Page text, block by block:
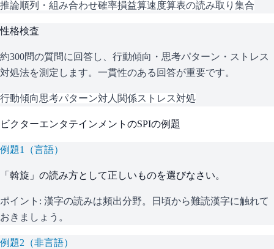
推論順列・組み合わせ確率損益算速度算表の読み取り 集合
性格検査
約300問の質問に回答し、行動傾向・思考パターン・ストレス
対処法を測定します。一貫性のある回答が重要です。
行動傾向思考パターン対人関係ストレス対処
ビクターエンタテインメント のSPIの例題
例題1 （言語）
「斡旋」の読み方として正しいものを選びなさい。
ポイント: 漢字の読みは頻出分野。日頃から難読漢字に触れて
おきましょう。
例題2 （非言語）